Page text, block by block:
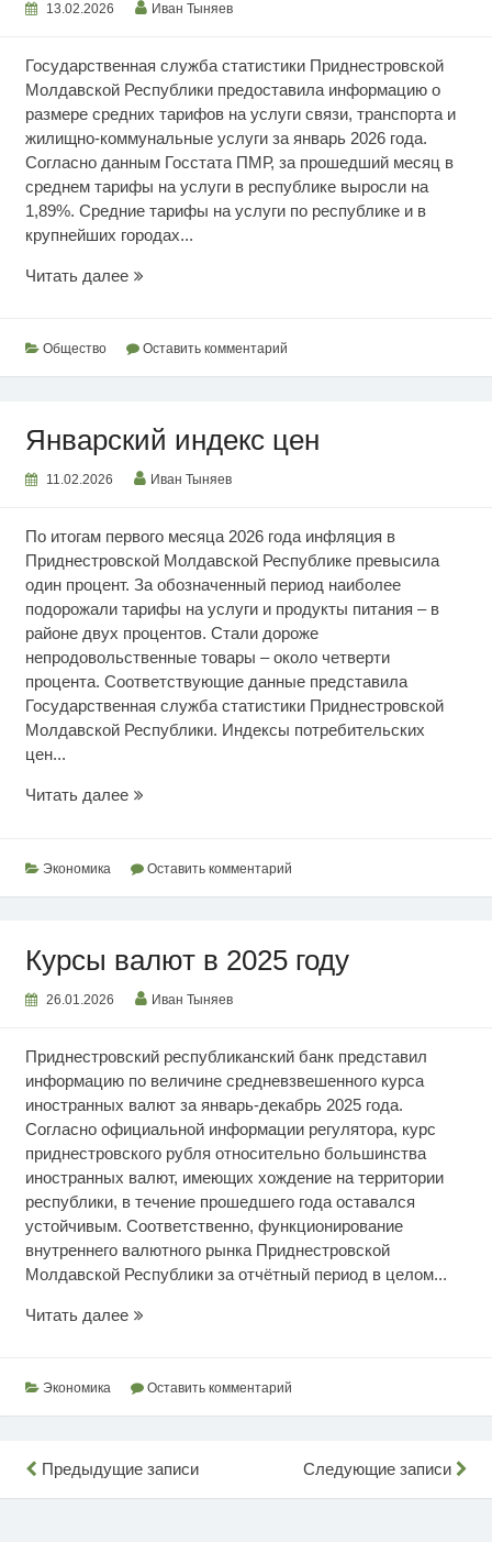
13.02.2026 Иван Тыняев
Государственная служба статистики Приднестровской
Молдавской Республики предоставила информацию о
размере средних тарифов на услуги связи, транспорта и
жилищно-коммунальные услуги за январь 2026 года.
Согласно данным Госстата ПМР, за прошедший месяц в
среднем тарифы на услуги в республике выросли на
1,89%. Средние тарифы на услуги по республике и в
крупнейших городах...
Читать далееТекущие
Общество Оставить комментарий
Январский индекс цен
11.02.2026 Иван Тыняев
По итогам первого месяца 2026 года инфляция в
Приднестровской Молдавской Республике превысила
один процент. За обозначенный период наиболее
подорожали тарифы на услуги и продукты питания – в
районе двух процентов. Стали дороже
непродовольственные товары – около четверти
процента. Соответствующие данные представила
Государственная служба статистики Приднестровской
Молдавской Республики. Индексы потребительских
цен...
Читать далееЯнварский
Экономика Оставить комментарий
Курсы валют в 2025 году
26.01.2026 Иван Тыняев
Приднестровский республиканский банк представил
информацию по величине средневзвешенного курса
иностранных валют за январь-декабрь 2025 года.
Согласно официальной информации регулятора, курс
приднестровского рубля относительно большинства
иностранных валют, имеющих хождение на территории
республики, в течение прошедшего года оставался
устойчивым. Соответственно, функционирование
внутреннего валютного рынка Приднестровской
Молдавской Республики за отчётный период в целом...
Читать далееКурсы
2025
Экономика Оставить комментарий
Навигация
по
Предыдущие записи Следующие записи